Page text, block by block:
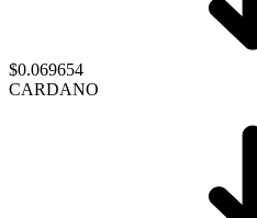
$0.069654
CARDANO